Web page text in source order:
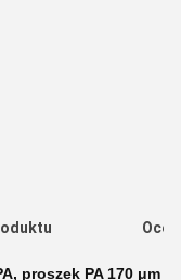
, proszek PA 170 μm